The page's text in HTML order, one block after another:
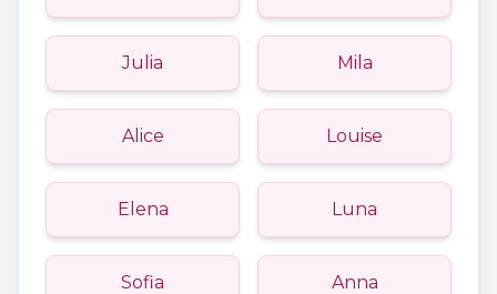
Julia Mila
Alice Louise
Elena Luna
Sofia Anna